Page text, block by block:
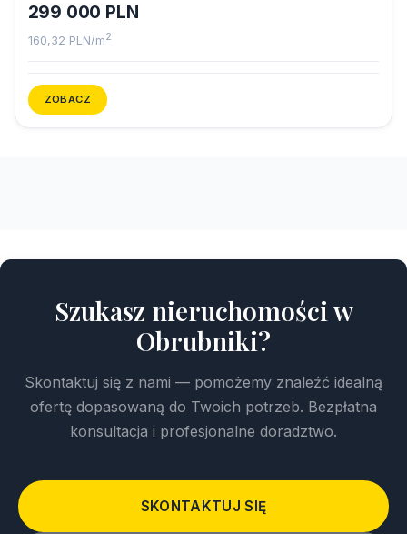
299 000 PLN
160,32 PLN/m2
ZOBACZ
Szukasz nieruchomości w
Obrubniki?
Skontaktuj się z nami — pomożemy znaleźć idealną
ofertę dopasowaną do Twoich potrzeb. Bezpłatna
konsultacja i profesjonalne doradztwo.
SKONTAKTUJ SIĘ